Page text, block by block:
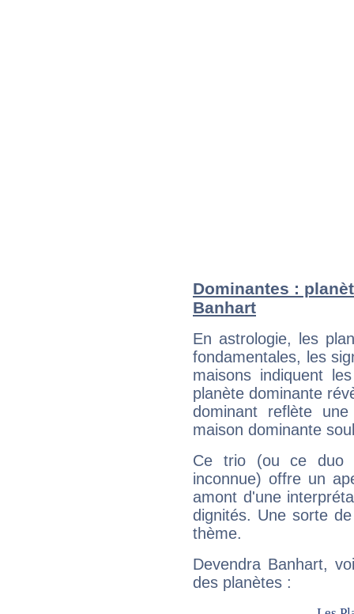
Dominantes :
Banhart
En astrologie, les
fondamentales, les
maisons indiquent
planète dominante
dominant reflète
maison dominante
Ce trio (ou ce duo
inconnue) offre un
amont d'une
dignités. Une sorte
thème.
Devendra Banhart,
des planètes :